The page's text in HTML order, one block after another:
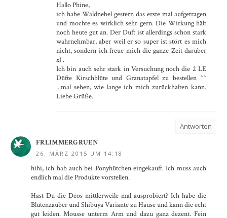
Hallo Phine,
ich habe Waldnebel gestern das erste mal aufgetragen
und mochte es wirklich sehr gern. Die Wirkung hält
noch heute gut an. Der Duft ist allerdings schon stark
wahrnehmbar, aber weil er so super ist stört es mich
nicht, sondern ich freue mich die ganze Zeit darüber
x) .
Ich bin auch sehr stark in Versuchung noch die 2 LE
Düfte Kirschblüte und Granatapfel zu bestellen ^^
...mal sehen, wie lange ich mich zurückhalten kann.
Liebe Grüße.
Antworten
FRLIMMERGRUEN
26. MÄRZ 2015 UM 14:18
hihi, ich hab auch bei Ponyhütchen eingekauft. Ich muss auch
endlich mal die Produkte vorstellen.
Hast Du die Deos mittlerweile mal ausprobiert? Ich habe die
Blütenzauber und Shibuya Variante zu Hause und kann die echt
gut leiden. Mousse unterm Arm und dazu ganz dezent. Fein